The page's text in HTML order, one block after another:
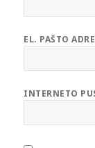
EL. PAŠTO
INTERNETO